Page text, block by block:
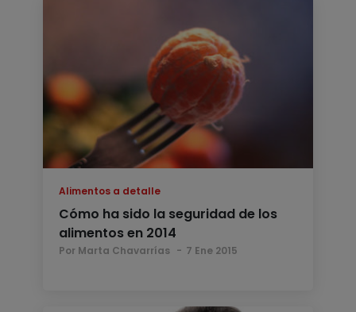
Alimentos a detalle
Cómo ha sido la seguridad de los
alimentos en 2014
Por Marta Chavarrías 7 Ene 2015